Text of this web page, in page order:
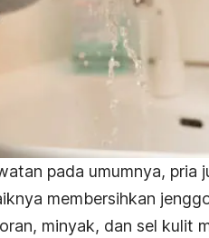
pada umumnya, pria
membersihkan
minyak, dan sel kulit